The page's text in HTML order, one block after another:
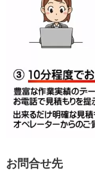
お問合せ先